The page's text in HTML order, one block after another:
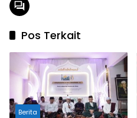
Pos Terkait
Berita